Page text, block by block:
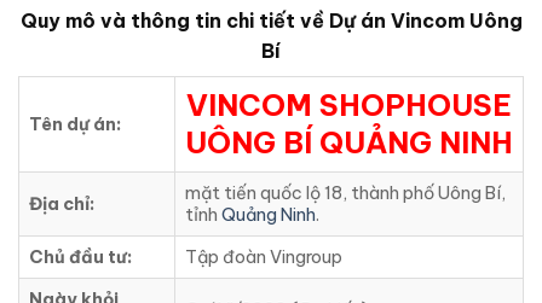
Quy mô và thông tin chi tiết về Dự án Vincom Uông
Bí
Tên dự án:
VINCOM SHOPHOUSE
UÔNG BÍ QUẢNG NINH
Địa chỉ:
mặt tiến quốc lộ 18, thành phố Uông Bí,
tỉnh Quảng Ninh.
Chủ đầu tư:
Tập đoàn Vingroup